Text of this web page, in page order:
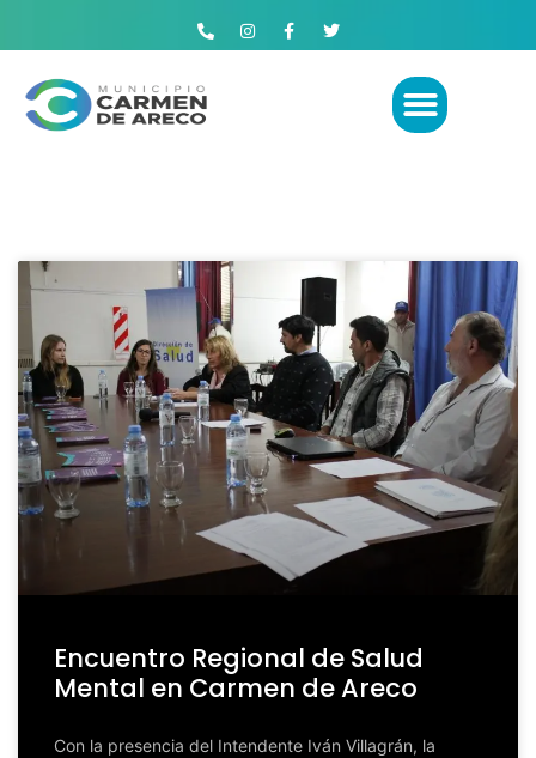
Encuentro Regional de Salud
Mental en Carmen de Areco
Con la presencia del Intendente Iván Villagrán, la